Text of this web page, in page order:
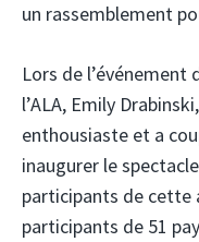
un rassemblement
Lors de l’événement
l’ALA, Emily
enthousiaste et a
inaugurer le
participants de cette
participants de 51